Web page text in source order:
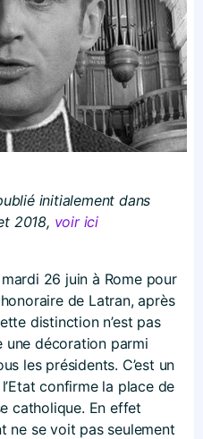
initialement dans
2018, voir ici
26 juin à Rome pour
de Latran, après
distinction n’est pas
une décoration parmi
les présidents. C’est un
confirme la place de
catholique. En effet
ne se voit pas seulement